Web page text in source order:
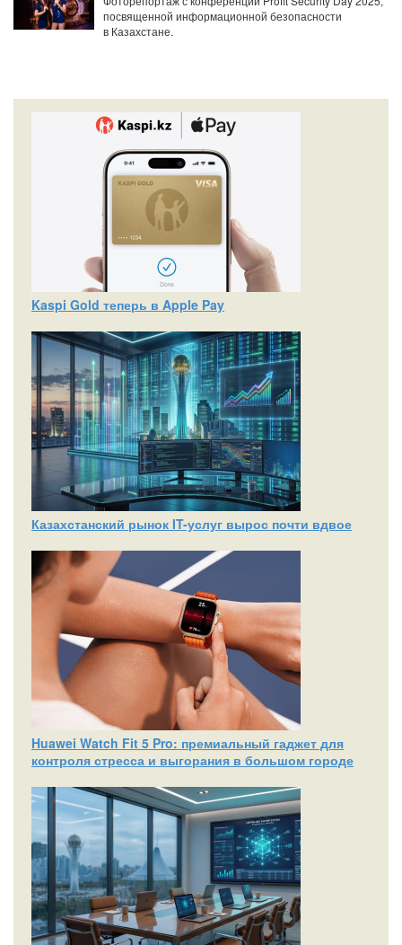
посвященной информационной безопасности
в Казахстане.
Kaspi Gold теперь в Apple Pay
Казахстанский рынок IT-услуг вырос почти вдвое
Huawei Watch Fit 5 Pro: премиальный гаджет для
контроля стресса и выгорания в большом городе